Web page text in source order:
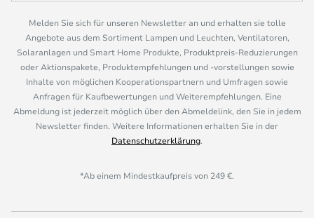
Melden Sie sich für unseren Newsletter an und erhalten sie tolle
Angebote aus dem Sortiment Lampen und Leuchten, Ventilatoren,
Solaranlagen und Smart Home Produkte, Produktpreis-Reduzierungen
oder Aktionspakete, Produktempfehlungen und -vorstellungen sowie
Inhalte von möglichen Kooperationspartnern und Umfragen sowie
Anfragen für Kaufbewertungen und Weiterempfehlungen. Eine
Abmeldung ist jederzeit möglich über den Abmeldelink, den Sie in jedem
Newsletter finden. Weitere Informationen erhalten Sie in der
Datenschutzerklärung.
*Ab einem Mindestkaufpreis von 249 €.